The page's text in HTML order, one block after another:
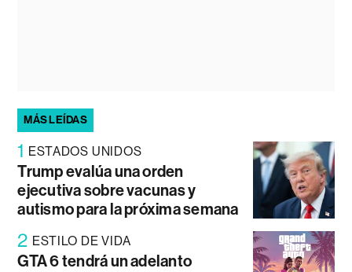
MÁS LEÍDAS
1 ESTADOS UNIDOS
Trump evalúa una orden
ejecutiva sobre vacunas y
autismo para la próxima semana
2 ESTILO DE VIDA
GTA 6 tendrá un adelanto